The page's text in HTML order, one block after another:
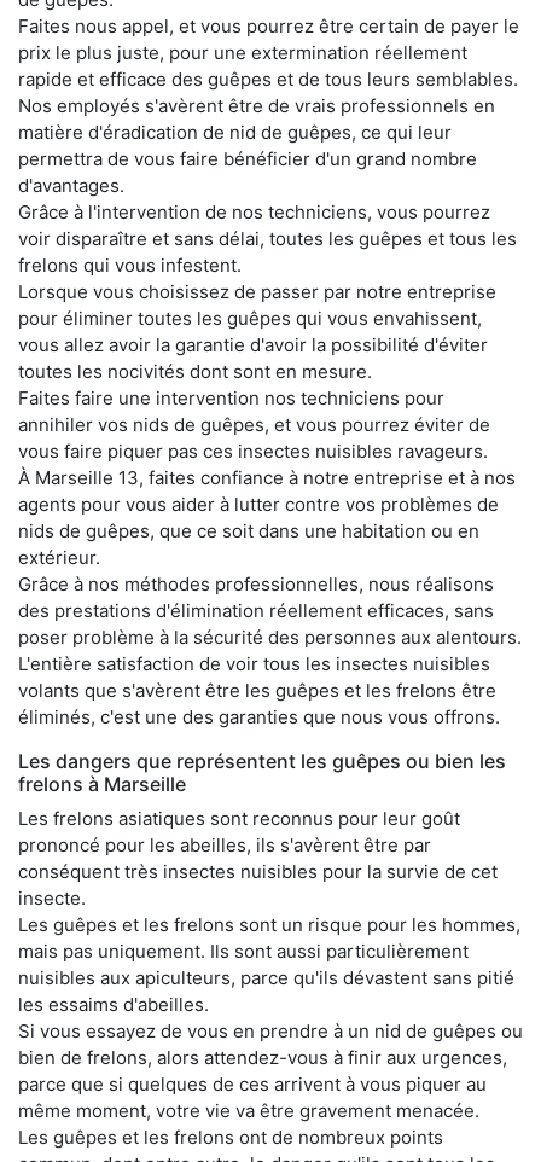
Faites nous appel, et vous pourrez être certain de payer le
prix le plus juste, pour une extermination réellement
rapide et efficace des guêpes et de tous leurs semblables.
Nos employés s'avèrent être de vrais professionnels en
matière d'éradication de nid de guêpes, ce qui leur
permettra de vous faire bénéficier d'un grand nombre
d'avantages.
Grâce à l'intervention de nos techniciens, vous pourrez
voir disparaître et sans délai, toutes les guêpes et tous les
frelons qui vous infestent.
Lorsque vous choisissez de passer par notre entreprise
pour éliminer toutes les guêpes qui vous envahissent,
vous allez avoir la garantie d'avoir la possibilité d'éviter
toutes les nocivités dont sont en mesure.
Faites faire une intervention nos techniciens pour
annihiler vos nids de guêpes, et vous pourrez éviter de
vous faire piquer pas ces insectes nuisibles ravageurs.
À Marseille 13, faites confiance à notre entreprise et à nos
agents pour vous aider à lutter contre vos problèmes de
nids de guêpes, que ce soit dans une habitation ou en
extérieur.
Grâce à nos méthodes professionnelles, nous réalisons
des prestations d'élimination réellement efficaces, sans
poser problème à la sécurité des personnes aux alentours.
L'entière satisfaction de voir tous les insectes nuisibles
volants que s'avèrent être les guêpes et les frelons être
éliminés, c'est une des garanties que nous vous offrons.
Les dangers que représentent les guêpes ou bien les
frelons à Marseille
Les frelons asiatiques sont reconnus pour leur goût
prononcé pour les abeilles, ils s'avèrent être par
conséquent très insectes nuisibles pour la survie de cet
insecte.
Les guêpes et les frelons sont un risque pour les hommes,
mais pas uniquement. Ils sont aussi particulièrement
nuisibles aux apiculteurs, parce qu'ils dévastent sans pitié
les essaims d'abeilles.
Si vous essayez de vous en prendre à un nid de guêpes ou
bien de frelons, alors attendez-vous à finir aux urgences,
parce que si quelques de ces arrivent à vous piquer au
même moment, votre vie va être gravement menacée.
Les guêpes et les frelons ont de nombreux points